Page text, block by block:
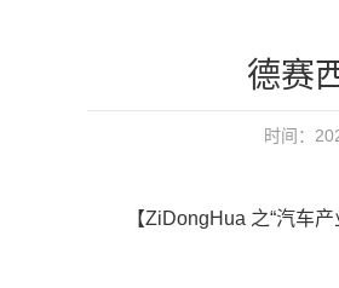
德赛
时间：
【ZiDongHua 之“汽车产